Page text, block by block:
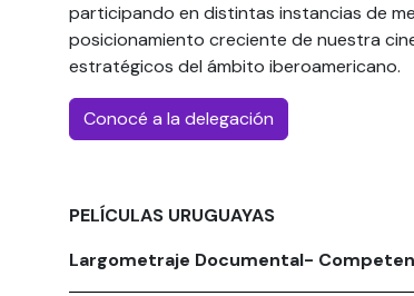
participando en distintas instancias de
posicionamiento creciente de nuestra
estratégicos del ámbito iberoamericano.
Conocé a la delegación
PELÍCULAS URUGUAYAS
Largometraje Documental-